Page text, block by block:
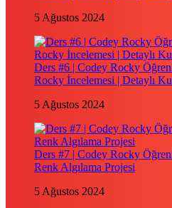
5 Ağustos 2024
Ders #6 | Codey Rocky
Rocky İncelemesi | Detaylı
5 Ağustos 2024
Ders #7 | Codey Rocky
Renk Algılama Projesi
5 Ağustos 2024